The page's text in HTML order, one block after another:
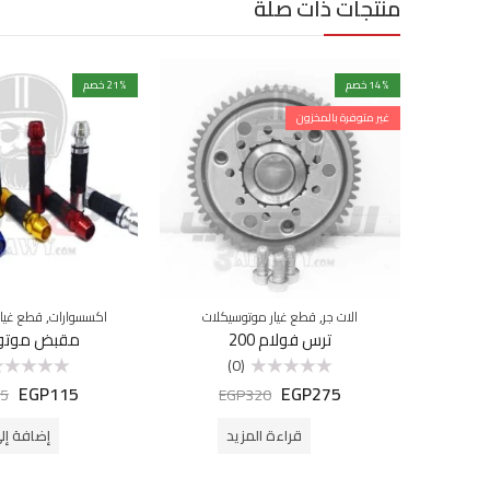
14% خصم
غير متوفرة بالمخزون
الات جر,قطع غيار موتوسيكلات
ترس فولام 200
التقييم
(0)
EGP275
EGP320
قراءة المزيد
21% خصم
اكسسوارات,قطع
مقبض
التقييمEGP115
إضافة